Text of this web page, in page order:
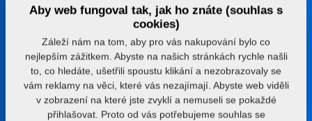
Jiřinková 276
552 03 Česká Skalice
Česká republika
Aby web fungoval tak, jak ho znáte (souhlas s
cookies)
Záleží nám na tom, aby pro vás nakupování bylo co
nejlepším zážitkem. Abyste na našich stránkách rychle našli
to, co hledáte, ušetřili spoustu klikání a nezobrazovaly se
vám reklamy na věci, které vás nezajímají. Abyste web viděli
v zobrazení na které jste zvyklí a nemuseli se pokaždé
přihlašovat. Proto od vás potřebujeme souhlas se